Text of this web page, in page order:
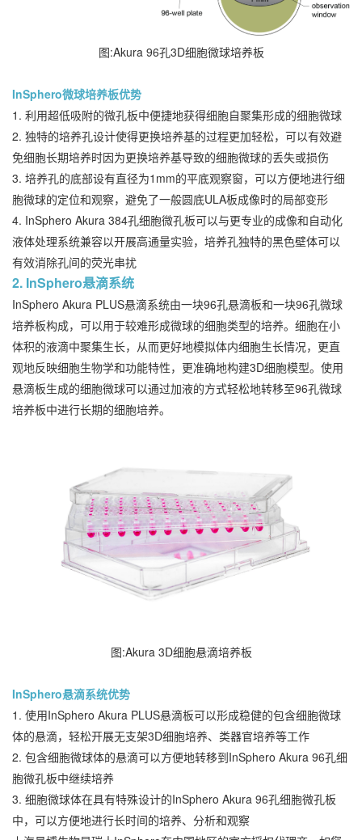
图:Akura 96孔3D细胞微球培养板
InSphero微球培养板优势
1. 利用超低吸附的微孔板中便捷地获得细胞自聚集形成的细胞微球
2. 独特的培养孔设计使得更换培养基的过程更加轻松，可以有效避
免细胞长期培养时因为更换培养基导致的细胞微球的丢失或损伤
3. 培养孔的底部设有直径为1mm的平底观察窗，可以方便地进行细
胞微球的定位和观察，避免了一般圆底ULA板成像时的局部变形
4. InSphero Akura 384孔细胞微孔板可以与更专业的成像和自动化
液体处理系统兼容以开展高通量实验，培养孔独特的黑色壁体可以
有效消除孔间的荧光串扰
2. InSphero悬滴系统
InSphero Akura PLUS悬滴系统由一块96孔悬滴板和一块96孔微球
培养板构成，可以用于较难形成微球的细胞类型的培养。细胞在小
体积的液滴中聚集生长，从而更好地模拟体内细胞生长情况，更直
观地反映细胞生物学和功能特性，更准确地构建3D细胞模型。使用
悬滴板生成的细胞微球可以通过加液的方式轻松地转移至96孔微球
培养板中进行长期的细胞培养。
图:Akura 3D细胞悬滴培养板
InSphero悬滴系统优势
1. 使用InSphero Akura PLUS悬滴板可以形成稳健的包含细胞微球
体的悬滴，轻松开展无支架3D细胞培养、类器官培养等工作
2. 包含细胞微球体的悬滴可以方便地转移到InSphero Akura 96孔细
胞微孔板中继续培养
3. 细胞微球体在具有特殊设计的InSphero Akura 96孔细胞微孔板
中，可以方便地进行长时间的培养、分析和观察